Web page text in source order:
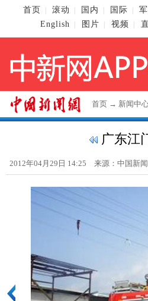
首页 滚动 国内 国际
English
图片 视频
首页 → 新闻中
广东江
2012年04月29日 14:25 来源： 中国新